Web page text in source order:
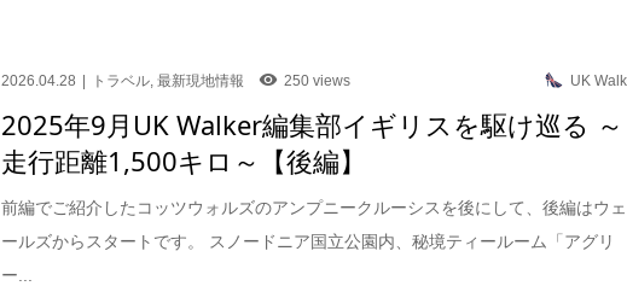
2026.04.28 トラベル ,最新現地情報 250 views UK
2025年9月UK Walker編集部イギリスを駆け巡る ～
走行距離1,500キロ～【後編】
前編でご紹介したコッツウォルズのアンプニークルーシスを後にして、後編はウェ
ールズからスタートです。 スノードニア国立公園内、秘境ティールーム「アグリ
ー...